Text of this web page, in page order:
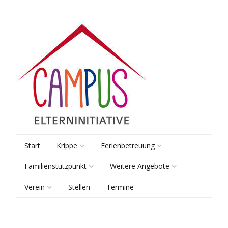
Start Krippe
Räume & Gruppen
Pädagogik
Ferienbetreuung
Pädagogik
Kooperationen
Familienstützpunkt
Beratung
Weitere Angebote
Lernsamstage
Verein Stellen Termine